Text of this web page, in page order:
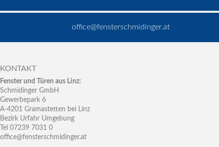
office@fensterschmidinger.at
KONTAKT
Fenster und Türen aus Linz:
Schmidinger GmbH
Gewerbepark 6
A-4201 Gramastetten bei Linz
Bezirk Urfahr Umgebung
Tel 07239 7031 0
office@fensterschmidinger.at